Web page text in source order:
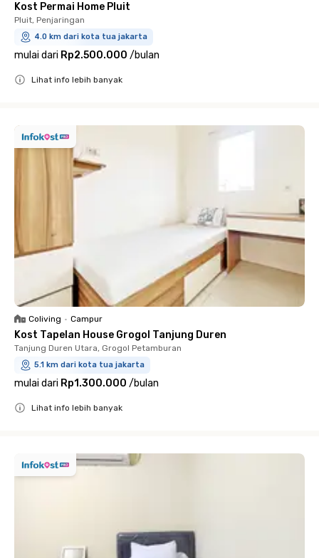
Kost Permai Home Pluit
Pluit, Penjaringan
4.0 km dari kota tua jakarta
mulai dari Rp2.500.000 /bulan
Lihat info lebih banyak
Coliving • Campur
Kost Tapelan House Grogol Tanjung Duren
Tanjung Duren Utara, Grogol Petamburan
5.1 km dari kota tua jakarta
mulai dari Rp1.300.000 /bulan
Lihat info lebih banyak